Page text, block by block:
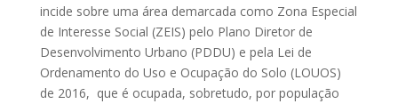
incide sobre uma área demarcada como Zona Especial
de Interesse Social (ZEIS) pelo Plano Diretor de
Desenvolvimento Urbano (PDDU) e pela Lei de
Ordenamento do Uso e Ocupação do Solo (LOUOS)
de 2016, que é ocupada, sobretudo, por população